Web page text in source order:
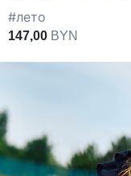
#лето
147,00 BYN